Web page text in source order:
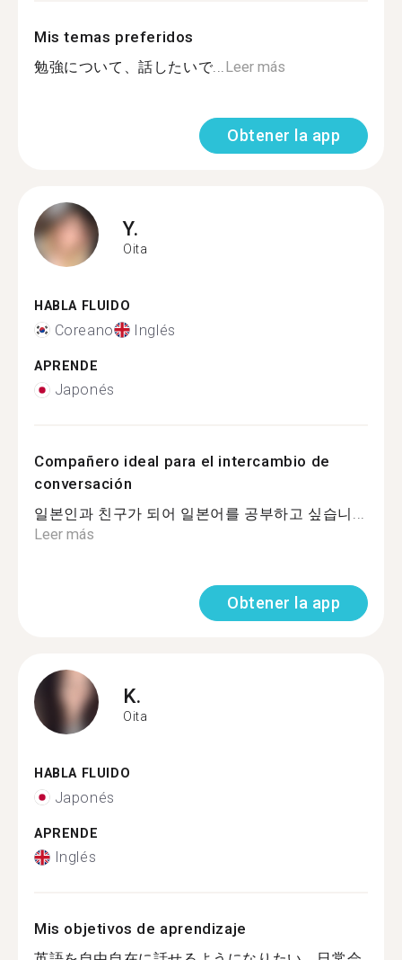
Mis temas preferidos
勉強について、話したいで...Leer más
Obtener la app
Y.
Oita
HABLA FLUIDO
Coreano Inglés
APRENDE
Japonés
Compañero ideal para el intercambio de
conversación
일본인과 친구가 되어 일본어를 공부하고 싶습니...
Leer más
Obtener la app
K.
Oita
HABLA FLUIDO
Japonés
APRENDE
Inglés
Mis objetivos de aprendizaje